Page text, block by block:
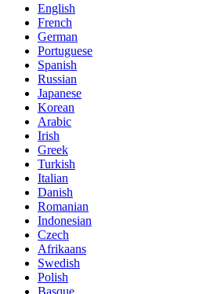
English
French
German
Portuguese
Spanish
Russian
Japanese
Korean
Arabic
Irish
Greek
Turkish
Italian
Danish
Romanian
Indonesian
Czech
Afrikaans
Swedish
Polish
Basque